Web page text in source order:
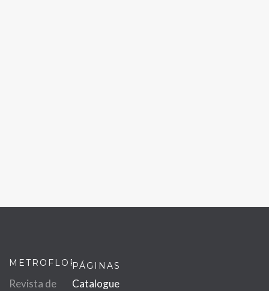
METROFLOR
Revista de
PÁGINAS
Catalogue